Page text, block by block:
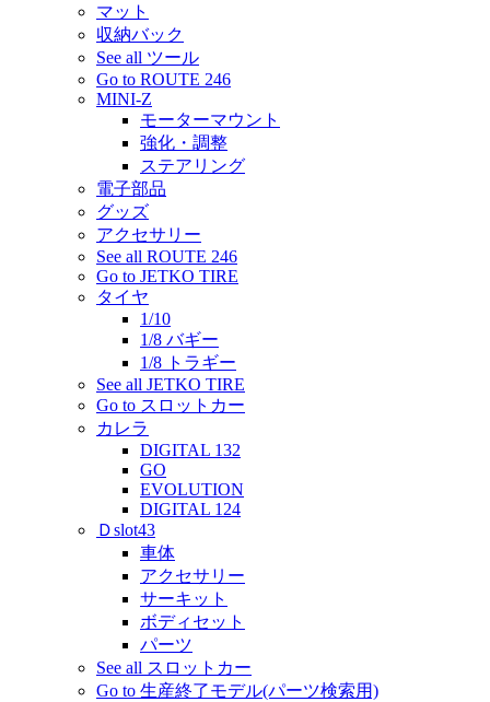
マット
収納バック
See all ツール
Go to ROUTE 246
MINI-Z
モーターマウント
強化・調整
ステアリング
電子部品
グッズ
アクセサリー
See all ROUTE 246
Go to JETKO TIRE
タイヤ
1/10
1/8 バギー
1/8 トラギー
See all JETKO TIRE
Go to スロットカー
カレラ
DIGITAL 132
GO
EVOLUTION
DIGITAL 124
Ｄslot43
車体
アクセサリー
サーキット
ボディセット
パーツ
See all スロットカー
Go to 生産終了モデル(パーツ検索用)